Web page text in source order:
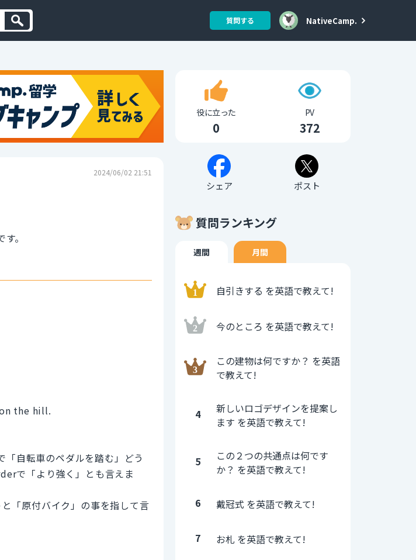
質問する NativeCamp.
2024/06/02 21:51
。
the hill.
自転車のペダルを踏む」どう
で「より強く」とも言えま
「原付バイク」の事を指して言
役に立った
0
PV
372
シェア ポスト
質問ランキング
週間 月間
自引きする を英語で教えて!
今のところ を英語で教えて!
この建物は何ですか？ を英語
で教えて!
4
新しいロゴデザインを提案し
ます を英語で教えて!
5
この２つの共通点は何です
か？ を英語で教えて!
6 戴冠式 を英語で教えて!
7 お札 を英語で教えて!